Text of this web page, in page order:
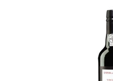
Bildergalerie überspringen